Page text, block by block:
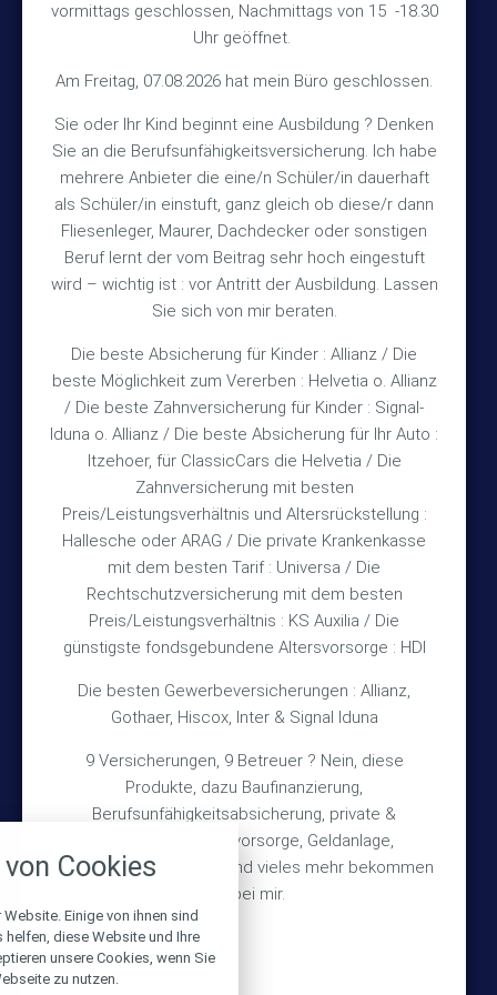
vormittags geschlossen, Nachmittags von 15 -18.30
Uhr geöffnet.
Am Freitag, 07.08.2026 hat mein Büro geschlossen.
Sie oder Ihr Kind beginnt eine Ausbildung ? Denken
Sie an die Berufsunfähigkeitsversicherung. Ich habe
mehrere Anbieter die eine/n Schüler/in dauerhaft
als Schüler/in einstuft, ganz gleich ob diese/r dann
Fliesenleger, Maurer, Dachdecker oder sonstigen
Beruf lernt der vom Beitrag sehr hoch eingestuft
wird – wichtig ist : vor Antritt der Ausbildung. Lassen
Sie sich von mir beraten.
Die beste Absicherung für Kinder : Allianz / Die
beste Möglichkeit zum Vererben : Helvetia o. Allianz
/ Die beste Zahnversicherung für Kinder : Signal-
Iduna o. Allianz / Die beste Absicherung für Ihr Auto :
Itzehoer, für ClassicCars die Helvetia / Die
Zahnversicherung mit besten
Preis/Leistungsverhältnis und Altersrückstellung :
Hallesche oder ARAG / Die private Krankenkasse
mit dem besten Tarif : Universa / Die
Rechtschutzversicherung mit dem besten
Preis/Leistungsverhältnis : KS Auxilia / Die
günstigste fondsgebundene Altersvorsorge : HDI
Die besten Gewerbeversicherungen : Allianz,
Gothaer, Hiscox, Inter & Signal Iduna
9 Versicherungen, 9 Betreuer ? Nein, diese
Produkte, dazu Baufinanzierung,
Berufsunfähigkeitsabsicherung, private &
betriebliche Altersvorsorge, Geldanlage,
Gebäudeversicherung und vieles mehr bekommen
Sie bei mir.
30890 Barsinghausen
Kontakt
TEL +49 (5105) 1811
FAX +49 (5105) 2720
MAIL vmh1a@web.de
Bürozeiten
Mo – Fr 10:15 – 12:00 Uhr
und nach Vereinbarung
Rechtliches
Impressum
Datenschutz
Erstinformation
Wichtiges
Über mich
Bedarfsermittlung
Schadensmeldung
© 2026 Versicherungsmakler Haberkamp GmbH
Cookies
Einige von ihnen sind
diese Website und Ihre
unsere Cookies, wenn Sie
zu nutzen.
alle verwendeten Cookies und
zu blockieren.
Notwendig